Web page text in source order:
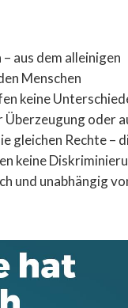
aus dem alleinigen
Menschen
keine
oder
gleichen Rechte –
keine
und unabhängig